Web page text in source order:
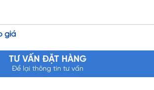
giá
TƯ VẤN ĐẶT HÀNG
Để lại thông tin tư vấn